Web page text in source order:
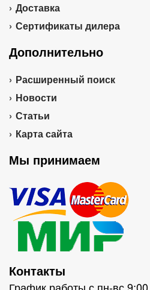
Доставка
Сертификаты дилера
Дополнительно
Расширенный поиск
Новости
Статьи
Карта сайта
Мы принимаем
Контакты